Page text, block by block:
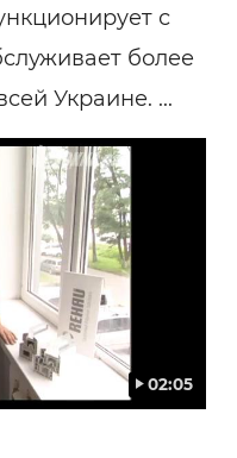
с
более
Украине. ...
02:05